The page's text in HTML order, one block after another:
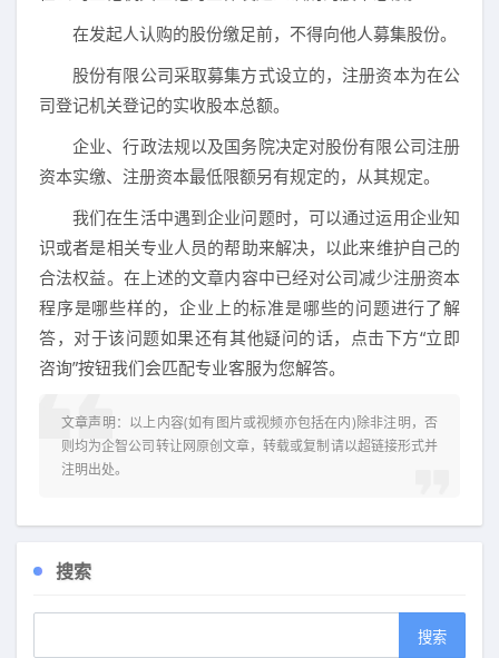
在发起人认购的股份缴足前，不得向他人募集股份。
股份有限公司采取募集方式设立的，注册资本为在公
司登记机关登记的实收股本总额。
企业、行政法规以及国务院决定对股份有限公司注册
资本实缴、注册资本最低限额另有规定的，从其规定。
我们在生活中遇到企业问题时，可以通过运用企业知
识或者是相关专业人员的帮助来解决，以此来维护自己的
合法权益。在上述的文章内容中已经对公司减少注册资本
程序是哪些样的，企业上的标准是哪些的问题进行了解
答，对于该问题如果还有其他疑问的话，点击下方“立即
咨询”按钮我们会匹配专业客服为您解答。
文章声明：以上内容(如有图片或视频亦包括在内)除非注明，否
则均为企智公司转让网原创文章，转载或复制请以超链接形式并
注明出处。
搜索